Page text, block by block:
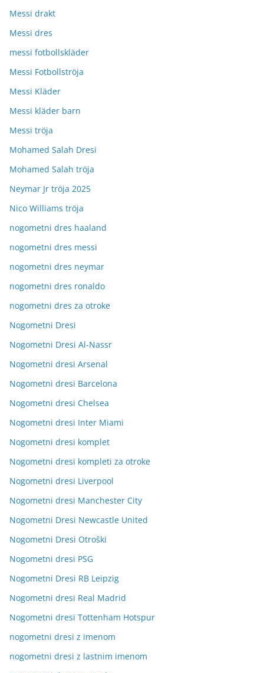
Messi drakt
Messi dres
messi fotbollskläder
Messi Fotbollströja
Messi Kläder
Messi kläder barn
Messi tröja
Mohamed Salah Dresi
Mohamed Salah tröja
Neymar Jr tröja 2025
Nico Williams tröja
nogometni dres haaland
nogometni dres messi
nogometni dres neymar
nogometni dres ronaldo
nogometni dres za otroke
Nogometni Dresi
Nogometni Dresi Al-Nassr
Nogometni dresi Arsenal
Nogometni dresi Barcelona
Nogometni dresi Chelsea
Nogometni dresi Inter Miami
Nogometni dresi komplet
Nogometni dresi kompleti za otroke
Nogometni dresi Liverpool
Nogometni dresi Manchester City
Nogometni Dresi Newcastle United
Nogometni Dresi Otroški
Nogometni dresi PSG
Nogometni Dresi RB Leipzig
Nogometni dresi Real Madrid
Nogometni dresi Tottenham Hotspur
nogometni dresi z imenom
nogometni dresi z lastnim imenom